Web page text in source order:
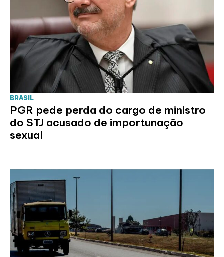
BRASIL
PGR pede perda do cargo de ministro
do STJ acusado de importunação
sexual